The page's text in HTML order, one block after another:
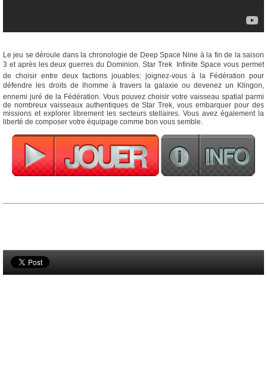
Le jeu se déroule dans la chronologie de Deep Space Nine à la fin de la saison
3 et après les deux guerres du Dominion. Star Trek  Infinite Space vous permet
de choisir entre deux factions jouables: joignez-vous à la Fédération pour
défendre les droits de lhomme à travers la galaxie ou devenez un Klingon,
ennemi juré de la Fédération. Vous pouvez choisir votre vaisseau spatial parmi
de nombreux vaisseaux authentiques de Star Trek, vous embarquer pour des
missions et explorer librement les secteurs stellaires. Vous avez également la
liberté de composer votre équipage comme bon vous semble.